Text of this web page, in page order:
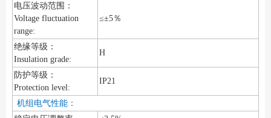
电压波动范围：
Voltage fluctuation
range:
≤±5％
绝缘等级：
Insulation grade:
H
防护等级：
Protection level:
IP21
机组电气性能：